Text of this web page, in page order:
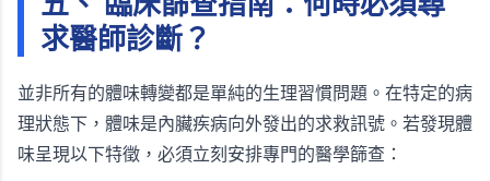
求醫師診斷？
並非所有的體味轉變都是單純的生理習慣問題。在特定的病
理狀態下，體味是內臟疾病向外發出的求救訊號。若發現體
味呈現以下特徵，必須立刻安排專門的醫學篩查：